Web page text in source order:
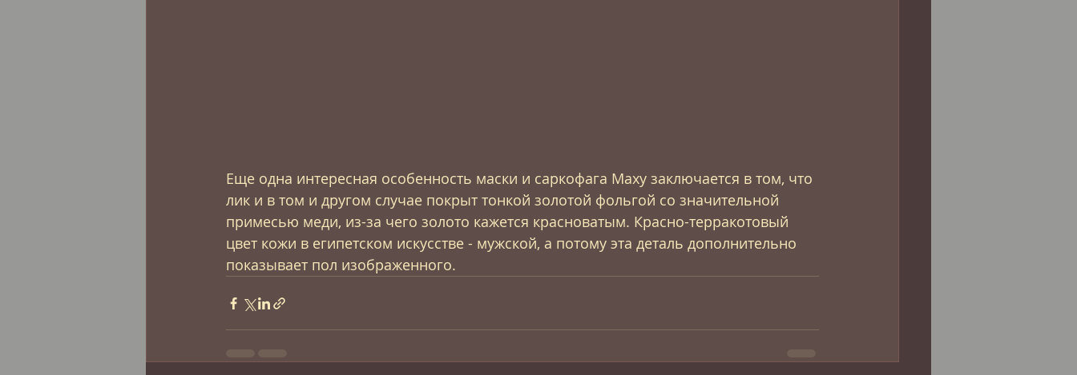
Еще одна интересная особенность маски и саркофага Маху заключается в том, что
лик и в том и другом случае покрыт тонкой золотой фольгой со значительной
примесью меди, из-за чего золото кажется красноватым. Красно-терракотовый
цвет кожи в египетском искусстве - мужской, а потому эта деталь дополнительно
показывает пол изображенного.